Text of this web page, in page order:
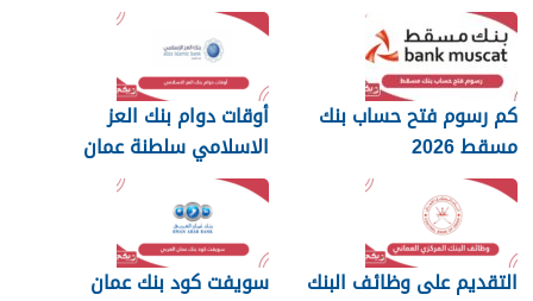
كم رسوم فتح حساب بنك
مسقط 2026
أوقات دوام بنك العز
الاسلامي سلطنة عمان
2026
التقديم على وظائف البنك
سويفت كود بنك عمان